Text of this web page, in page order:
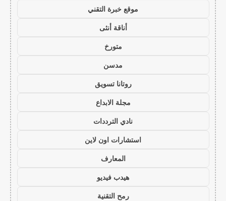
موقع خبرة التقني
أناقة أنثى
متورخ
مدسن
روتانا تسويق
مجلة الابداع
نادي الترددات
استشارات اون لاين
المعارف
هيدب فيديو
رمح التقنية